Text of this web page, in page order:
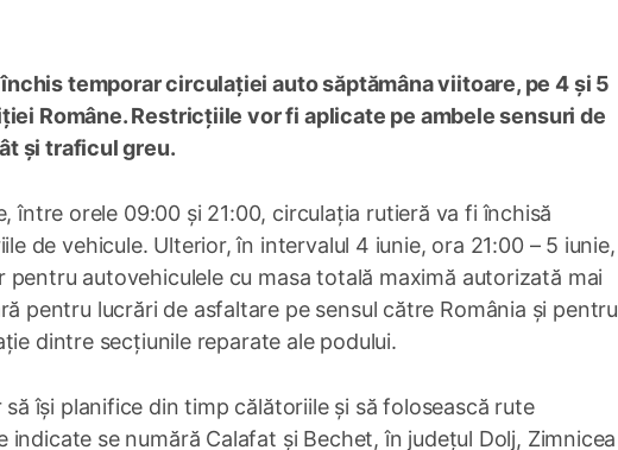
temporar circulației auto săptămâna viitoare, pe 4 și 5
Române. Restricțiile vor fi aplicate pe ambele sensuri de
și traficul greu.
între orele 09:00 și 21:00, circulația rutieră va fi închisă
de vehicule. Ulterior, în intervalul 4 iunie, ora 21:00 – 5 iunie,
autovehiculele cu masa totală maximă autorizată mai
pentru lucrări de asfaltare pe sensul către România și pentru
dintre secțiunile reparate ale podului.
își planifice din timp călătoriile și să folosească rute
se numără Calafat și Bechet, în județul Dolj, Zimnicea